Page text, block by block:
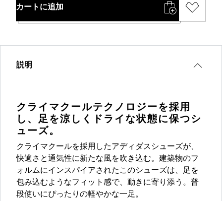
カートに追加
説明
クライマクールテクノロジーを採用
し、足を涼しくドライな状態に保つシ
ューズ。
クライマクールを採用したアディダスシューズが、
快適さと通気性に新たな風を吹き込む。建築物のフ
ォルムにインスパイアされたこのシューズは、足を
包み込むようなフィット感で、動きに寄り添う。普
段使いにぴったりの軽やかな一足。